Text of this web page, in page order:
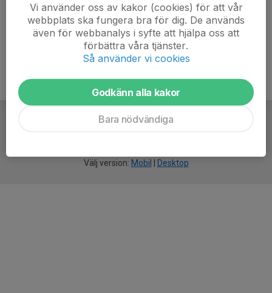
Välj version: Mobil Desktop
Vi använder oss av kakor (cookies) för att vår
webbplats ska fungera bra för dig. De används
även för webbanalys i syfte att hjälpa oss att
förbättra våra tjänster.
Så använder vi cookies
Godkänn alla kakor
Bara nödvändiga